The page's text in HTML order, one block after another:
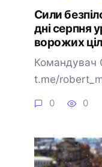
Сили
дні серпня
ворожих
Командувач
t.me/
0 0